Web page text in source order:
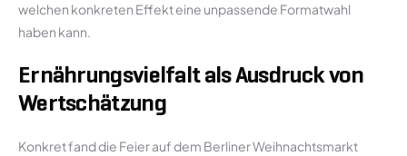
welchen konkreten Effekt eine unpassende Formatwahl
haben kann.
Ernährungsvielfalt als Ausdruck von
Wertschätzung
Konkret fand die Feier auf dem Berliner Weihnachtsmarkt